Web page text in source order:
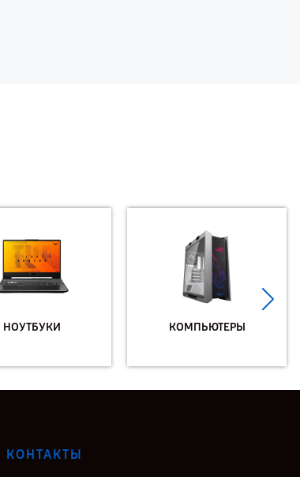
НОУТБУКИ КОМПЬЮТЕРЫ
КОНТАКТЫ